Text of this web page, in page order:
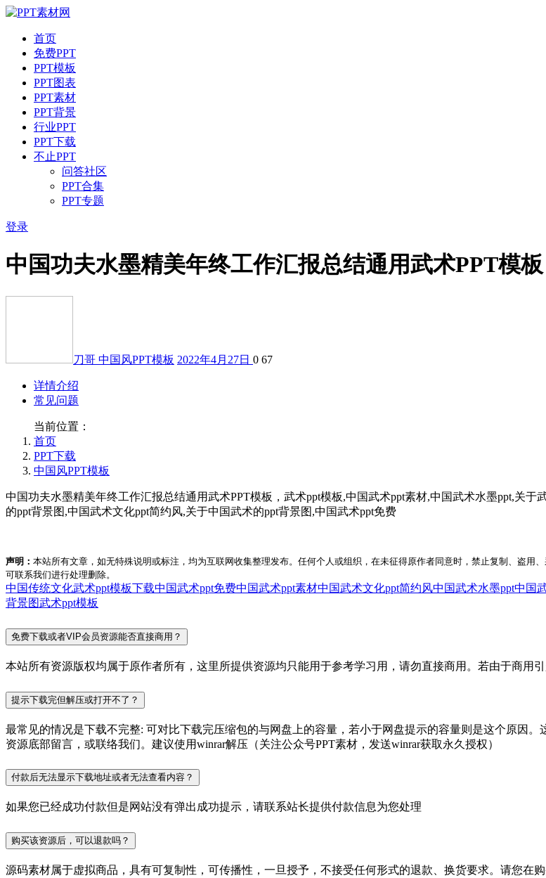
首页
免费PPT
PPT模板
PPT图表
PPT素材
PPT背景
行业PPT
PPT下载
不止PPT
问答社区
PPT合集
PPT专题
登录
中国功夫水墨精美年终工作汇报总结通用武术PPT模板
刀哥 中国风PPT模板 2022年4月27日 0 67
详情介绍
常见问题
当前位置：
首页
PPT下载
中国风PPT模板
中国功夫水墨精美年终工作汇报总结通用武术PPT模板，武术ppt模板,中国武术ppt素材,中国武术水墨ppt,关
的ppt背景图,中国武术文化ppt简约风,关于中国武术的ppt背景图,中国武术ppt免费
声明： 本站所有文章，如无特殊说明或标注，均为互联网收集整理发布。任何个人或组织，在未征得原作者同意时，禁止复制、盗用
可联系我们进行处理删除。
中国传统文化武术ppt模板下载中国武术ppt免费中国武术ppt素材中国武术文化ppt简约风中国武术水墨ppt中国
背景图武术ppt模板
免费下载或者VIP会员资源能否直接商用？
本站所有资源版权均属于原作者所有，这里所提供资源均只能用于参考学习用，请勿直接商用。若由于商用
提示下载完但解压或打开不了？
最常见的情况是下载不完整: 可对比下载完压缩包的与网盘上的容量，若小于网盘提示的容量则是这个原因
资源底部留言，或联络我们。建议使用winrar解压（关注公众号PPT素材，发送winrar获取永久授权）
付款后无法显示下载地址或者无法查看内容？
如果您已经成功付款但是网站没有弹出成功提示，请联系站长提供付款信息为您处理
购买该资源后，可以退款吗？
源码素材属于虚拟商品，具有可复制性，可传播性，一旦授予，不接受任何形式的退款、换货要求。请您在